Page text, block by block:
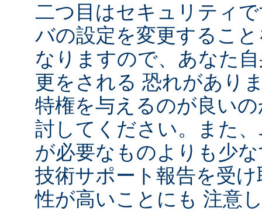
二つ目はセキュリティ
バの設定を変更するこ
なりますので、あなた
更をされる 恐れがあり
特権を与えるのが良い
討してください。また
が必要なものよりも少
技術サポート報告を受
性が高いことにも 注意